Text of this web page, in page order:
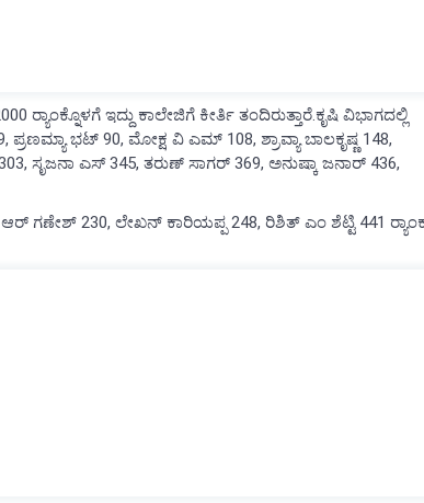
ಇದ್ದು ಕಾಲೇಜಿಗೆ ಕೀರ್ತಿ ತಂದಿರುತ್ತಾರೆ.ಕೃಷಿ ವಿಭಾಗದಲ್ಲಿ
ಭಟ್‌ 90, ಮೋಕ್ಷ ವಿ ಎಮ್‌ 108, ಶ್ರಾವ್ಯಾ ಬಾಲಕೃಷ್ಣ 148,
ಸೃಜನಾ ಎಸ್ 345, ತರುಣ್‌ ಸಾಗರ್‌ 369, ಅನುಷ್ಕಾ ಜನಾರ್ 436,
ಗಣೇಶ್‌ 230, ಲೇಖನ್‌ ಕಾರಿಯಪ್ಪ 248, ರಿಶಿತ್‌ ಎಂ ಶೆಟ್ಟಿ 441